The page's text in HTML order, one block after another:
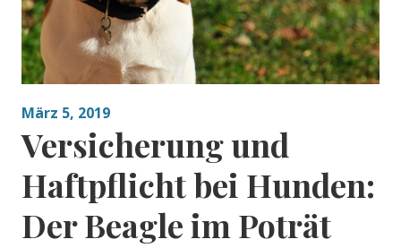
März 5, 2019
Versicherung und
Haftpflicht bei Hunden:
Der Beagle im Poträt